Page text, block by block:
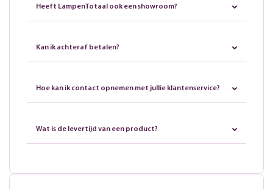
Heeft LampenTotaal ook een showroom?
Kan ik achteraf betalen?
Hoe kan ik contact opnemen met jullie klantenservice?
Wat is de levertijd van een product?